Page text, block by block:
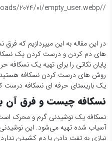
/
/uploads/2024/01/empty_user.webp
در این مقاله به این میپردازیم که
های دم کردن و درست کردن یک
پایان نکاتی را برای تهیه یک نسکافه
روش های درست کردن نسکافه هستید
یک باریستای حرفه ای نسکافه درست
نسکافه چیست و فرق آن
نسکافه یک نوشیدنی گرم و محرک
آسیاب شده تهیه می‌شود. این
نیازی به تفت دادن یا دم کشیدن